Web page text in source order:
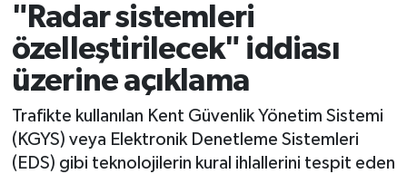
"Radar sistemleri
özelleştirilecek" iddiası
üzerine açıklama
Trafikte kullanılan Kent Güvenlik Yönetim Sistemi
(KGYS) veya Elektronik Denetleme Sistemleri
(EDS) gibi teknolojilerin kural ihlallerini tespit eden
Süper Lig Puan Durumu ve Fikstür
Tüm Manşetler
Son Dakika Haberleri
Haber Arşivi